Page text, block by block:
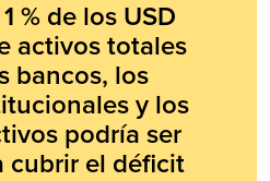
% de los USD
activos totales
bancos, los
y los
podría ser
cubrir el déficit